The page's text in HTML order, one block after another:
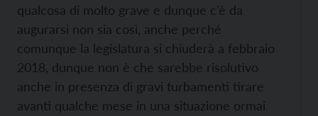
qualcosa di molto grave e dunque c’è da
augurarsi non sia così, anche perché
comunque la legislatura si chiuderà a febbraio
2018, dunque non è che sarebbe risolutivo
anche in presenza di gravi turbamenti tirare
avanti qualche mese in una situazione ormai